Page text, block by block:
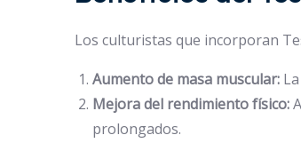
Los culturistas que incorporan
Aumento de masa muscular:
Mejora del rendimiento físico:
prolongados.